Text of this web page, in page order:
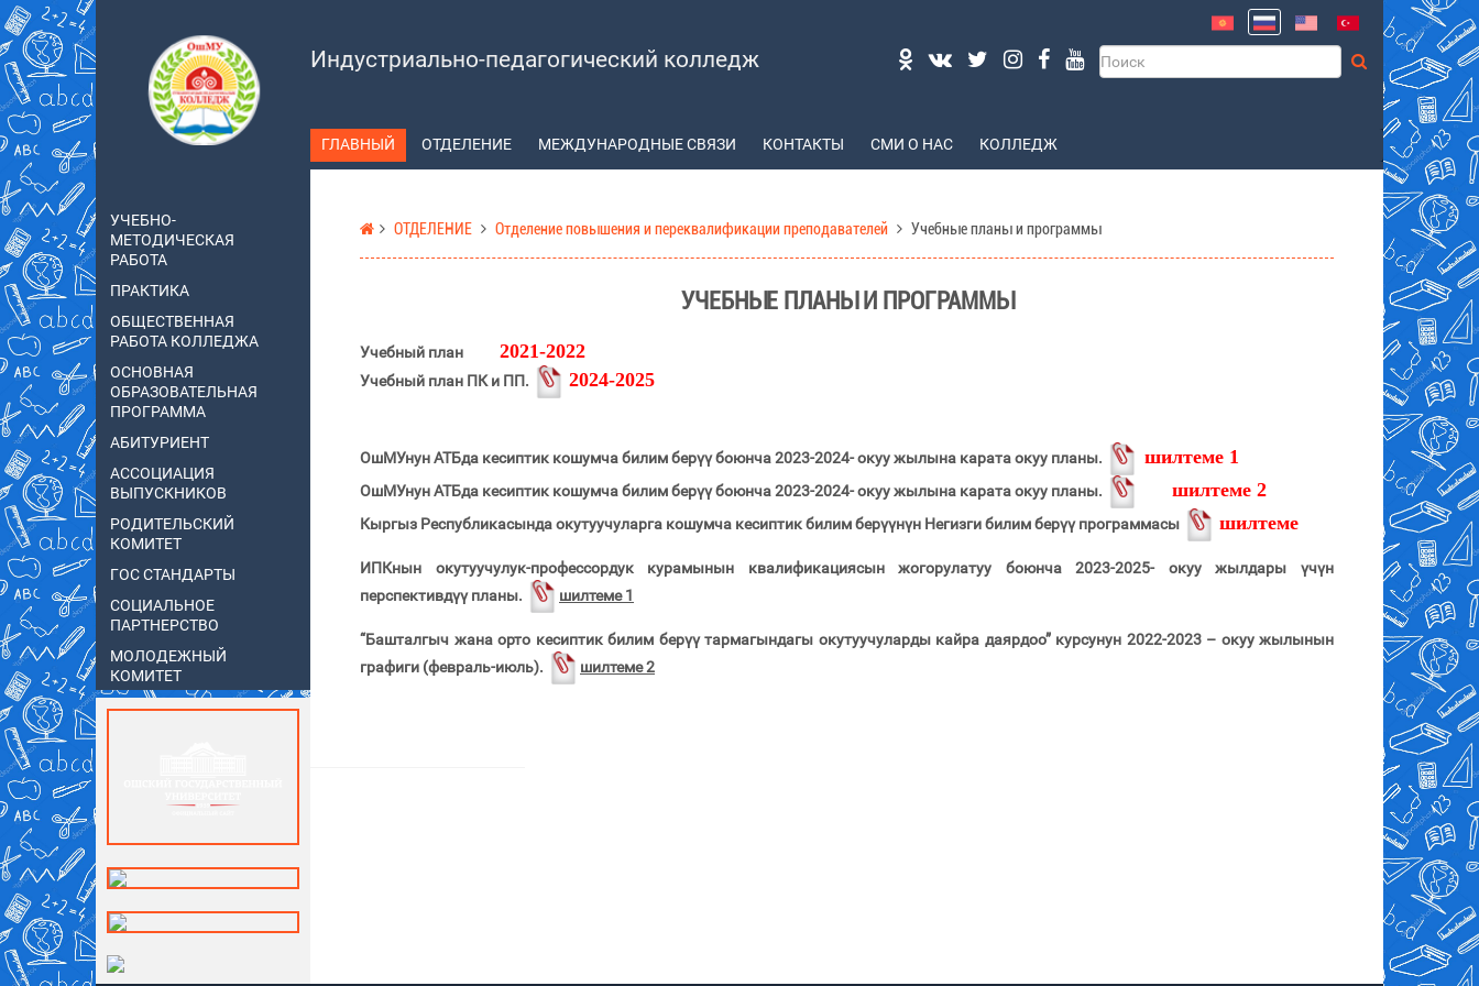
Индустриально-педагогический колледж
ГЛАВНЫЙ ОТДЕЛЕНИЕ МЕЖДУНАРОДНЫЕ СВЯЗИ КОНТАКТЫ СМИ О НАС КОЛЛЕДЖ
УЧЕБНО-
МЕТОДИЧЕСКАЯ
РАБОТА
ПРАКТИКА
ОБЩЕСТВЕННАЯ
РАБОТА КОЛЛЕДЖА
ОСНОВНАЯ
ОБРАЗОВАТЕЛЬНАЯ
ПРОГРАММА
АБИТУРИЕНТ
АССОЦИАЦИЯ
ВЫПУСКНИКОВ
РОДИТЕЛЬСКИЙ
КОМИТЕТ
ГОС СТАНДАРТЫ
СОЦИАЛЬНОЕ
ПАРТНЕРСТВО
МОЛОДЕЖНЫЙ
КОМИТЕТ
ОТДЕЛЕНИЕ Отделение повышения и переквалификации преподавателей Учебные планы и программы
УЧЕБНЫЕ ПЛАНЫ И ПРОГРАММЫ
Учебный план 2021-2022
Учебный план ПК и ПП. 2024-2025
ОшМУнун АТБда кесиптик кошумча билим берүү боюнча 2023-2024- окуу жылына карата окуу планы. шилтеме 1
ОшМУнун АТБда кесиптик кошумча билим берүү боюнча 2023-2024- окуу жылына карата окуу планы. шилтеме 2
Кыргыз Республикасында окутуучуларга кошумча кесиптик билим берүүнүн Негизги билим берүү программасы шилтеме
ИПКнын окутуучулук-профессордук курамынын квалификациясын жогорулатуу боюнча 2023-2025- окуу жылдары үчүн
перспективдүү планы.
шилтеме 1
“Башталгыч жана орто кесиптик билим берүү тармагындагы окутуучуларды кайра даярдоо” курсунун 2022-2023 – окуу жылынын
графиги (февраль-июль).
шилтеме 2